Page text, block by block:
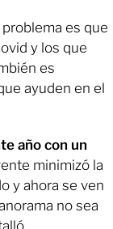
es que
y los que
es
ayuden en el
año con un
minimizó la
y ahora se ven
no sea